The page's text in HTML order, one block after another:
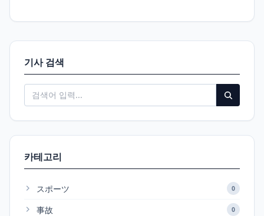
기사 검색
카테고리
スポーツ 0
事故 0